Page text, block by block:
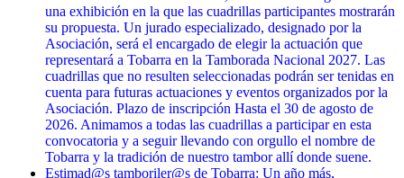
una exhibición en la que las cuadrillas participantes mostrarán
su propuesta. Un jurado especializado, designado por la
Asociación, será el encargado de elegir la actuación que
representará a Tobarra en la Tamborada Nacional 2027. Las
cuadrillas que no resulten seleccionadas podrán ser tenidas en
cuenta para futuras actuaciones y eventos organizados por la
Asociación. Plazo de inscripción Hasta el 30 de agosto de
2026. Animamos a todas las cuadrillas a participar en esta
convocatoria y a seguir llevando con orgullo el nombre de
Tobarra y la tradición de nuestro tambor allí donde suene.
Estimad@s tamboriler@s de Tobarra: Un año más,